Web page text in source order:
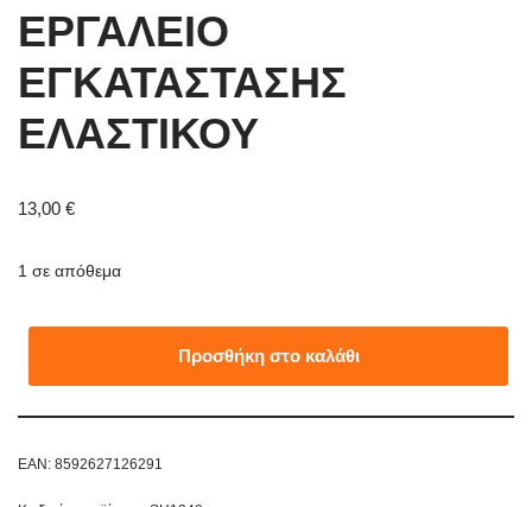
ΕΡΓΑΛΕΙΟ
ΕΓΚΑΤΑΣΤΑΣΗΣ
ΕΛΑΣΤΙΚΟΥ
13,00 €
1 σε απόθεμα
Προσθήκη στο καλάθι
EAN: 8592627126291